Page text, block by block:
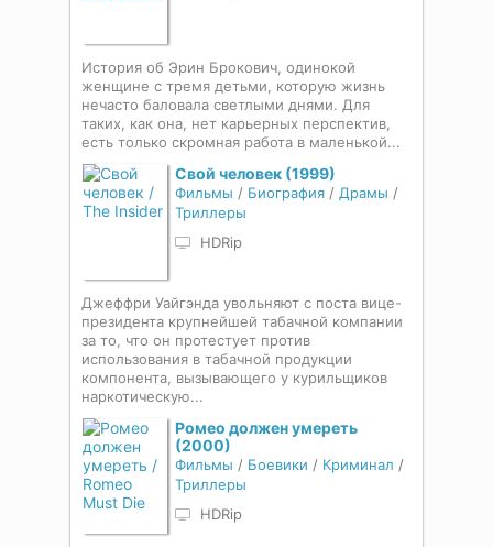
История об Эрин Брокович, одинокой
женщине с тремя детьми, которую жизнь
нечасто баловала светлыми днями. Для
таких, как она, нет карьерных перспектив,
есть только скромная работа в маленькой...
Свой человек (1999)
Фильмы / Биография / Драмы /
Триллеры
HDRip
Джеффри Уайгэнда увольняют с поста вице-
президента крупнейшей табачной компании
за то, что он протестует против
использования в табачной продукции
компонента, вызывающего у курильщиков
наркотическую...
Ромео должен умереть
(2000)
Фильмы / Боевики / Криминал /
Триллеры
HDRip